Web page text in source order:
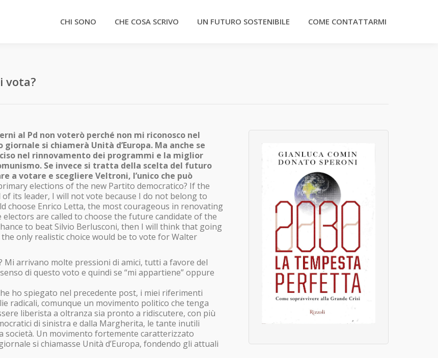
CHI SONO CHE COSA SCRIVO UN FUTURO SOSTENIBILE COME CONTATTARMI
vota?
al Pd non voterò perché non mi riconosco nel
si chiamerà Unità d’Europa. Ma anche se
nel rinnovamento dei programmi e la miglior
Se invece si tratta della scelta del futuro
a votare e scegliere Veltroni, l’unico che può
elections of the new Partito democratico? If the
its leader, I will not vote because I do not belong to
choose Enrico Letta, the most courageous in renovating
are called to choose the future candidate of the
to beat Silvio Berlusconi, then I will think that going
only realistic choice would be to vote for Walter
arrivano molte pressioni di amici, tutti a favore del
di questo voto e quindi se “mi appartiene” oppure
ho spiegato nel precedente post, i miei riferimenti
radicali, comunque un movimento politico che tenga
liberista a oltranza sia pronto a ridiscutere, con più
di sinistra e dalla Margherita, le tante inutili
Un movimento fortemente caratterizzato
si chiamasse Unità d’Europa, fondendo gli attuali